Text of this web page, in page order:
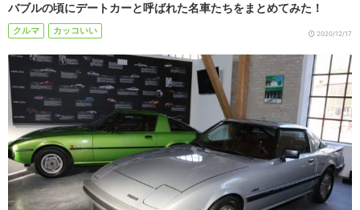
バブルの頃にデートカーと呼ばれた名車たちをまとめてみた！
クルマ カッコいい 2020/12/17